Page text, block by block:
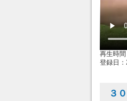
再生時
登録日
３